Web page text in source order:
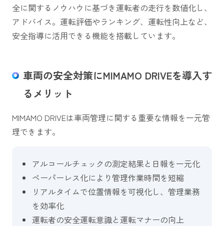
全に関するノウハウに基づき運転者の走行を数値化し、
アドバイス。運転評価やランキング、運転性向上など、
安全指導に活用できる機能を搭載しています。
車両の安全対策にMIMAMO DRIVEを導入す
るメリット
MIMAMO DRIVEは車両管理に関する重要な情報を一元管
理できます。
アルコールチェックの測定結果と日報を一元化
ペーパーレス化により管理作業時間を短縮
リアルタイムで位置情報を可視化し、管理業務
を効率化
運転者の安全運転意識と運転マナーの向上